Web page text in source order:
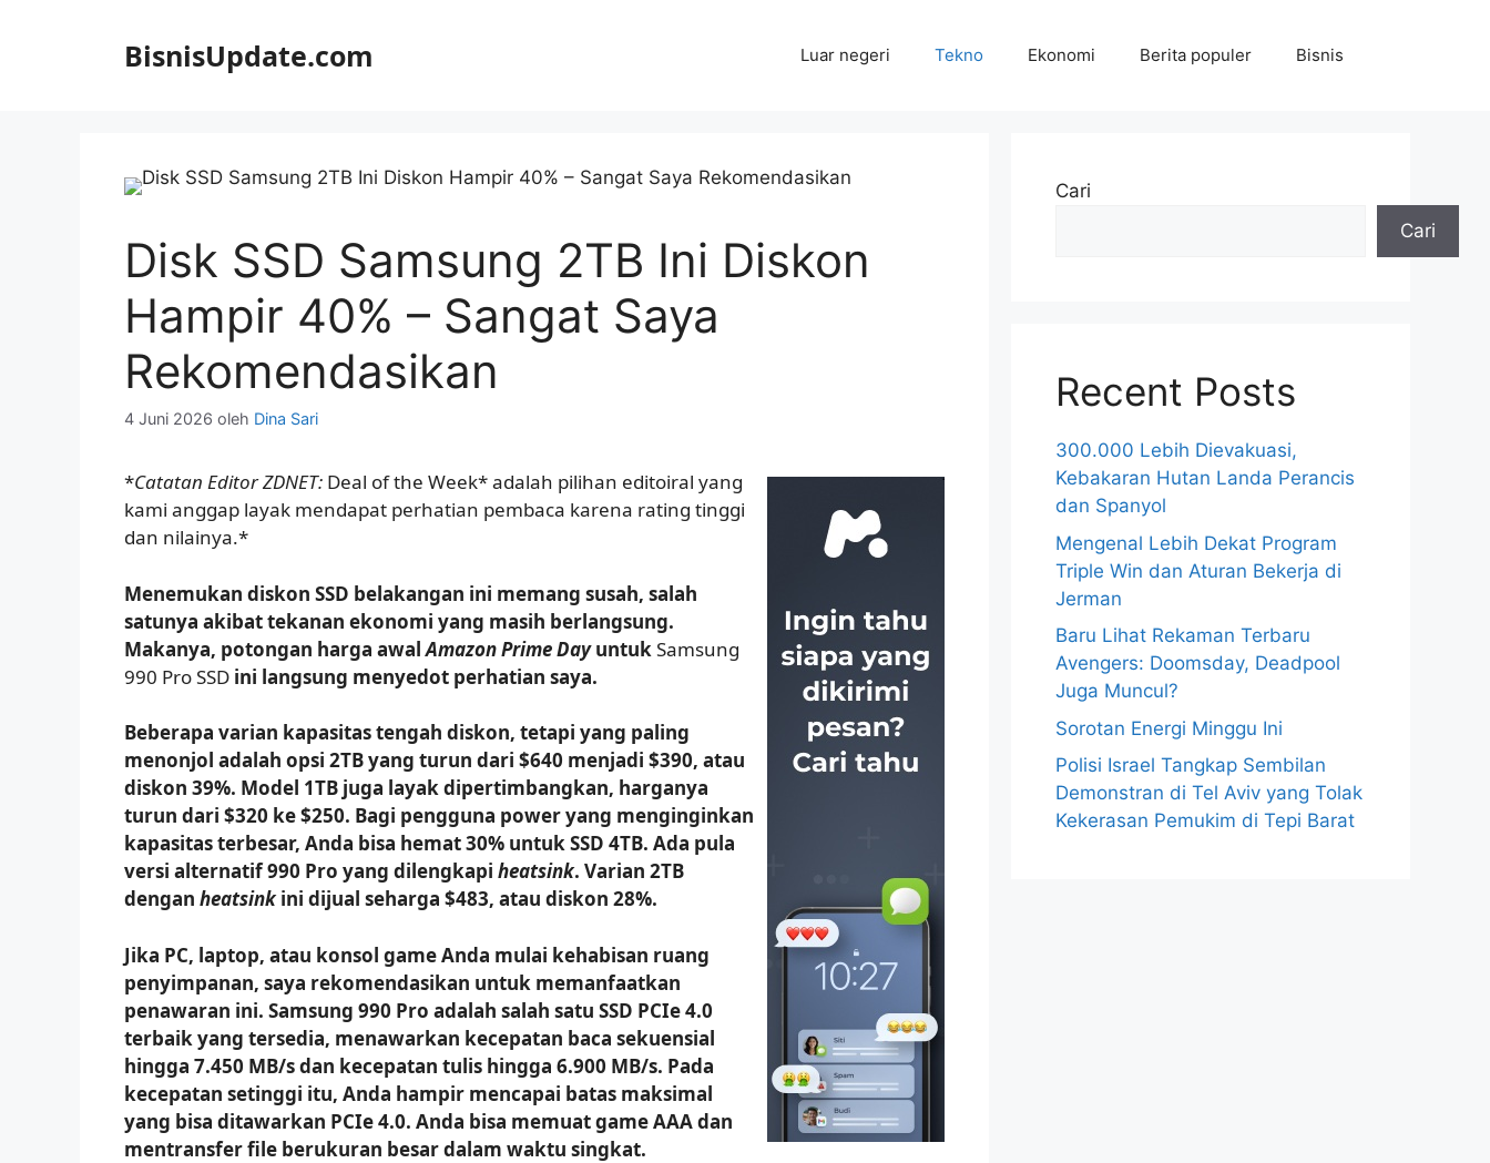
BisnisUpdate.com Luar negeri Tekno Ekonomi Berita populer Bisnis
Disk SSD Samsung 2TB Ini Diskon
Hampir 40% – Sangat Saya
Rekomendasikan
4 Juni 2026 oleh Dina Sari
*Catatan Editor ZDNET: Deal of the Week* adalah pilihan editoiral yang
kami anggap layak mendapat perhatian pembaca karena rating tinggi
dan nilainya.*
Menemukan diskon SSD belakangan ini memang susah, salah
satunya akibat tekanan ekonomi yang masih berlangsung.
Makanya, potongan harga awalAmazon Prime DayuntukSamsung
990 Pro SSD ini langsung menyedot perhatian saya.
Beberapa varian kapasitas tengah diskon, tetapi yang paling
menonjol adalah opsi 2TB yang turun dari $640 menjadi $390, atau
diskon 39%. Model 1TB juga layak dipertimbangkan, harganya
turun dari $320 ke $250. Bagi pengguna power yang menginginkan
kapasitas terbesar, Anda bisa hemat 30% untuk SSD 4TB. Ada pula
versi alternatif 990 Pro yang dilengkapi heatsink. Varian 2TB
dengan heatsinkini dijual seharga $483, atau diskon 28%.
Jika PC, laptop, atau konsol game Anda mulai kehabisan ruang
penyimpanan, saya rekomendasikan untuk memanfaatkan
penawaran ini. Samsung 990 Pro adalah salah satu SSD PCIe 4.0
terbaik yang tersedia, menawarkan kecepatan baca sekuensial
hingga 7.450 MB/s dan kecepatan tulis hingga 6.900 MB/s. Pada
kecepatan setinggi itu, Anda hampir mencapai batas maksimal
yang bisa ditawarkan PCIe 4.0. Anda bisa memuat game AAA dan
mentransfer file berukuran besar dalam waktu singkat.
Cari
Cari
Recent Posts
300.000 Lebih Dievakuasi,
Kebakaran Hutan Landa Perancis
dan Spanyol
Mengenal Lebih Dekat Program
Triple Win dan Aturan Bekerja di
Jerman
Baru Lihat Rekaman Terbaru
Avengers: Doomsday, Deadpool
Juga Muncul?
Sorotan Energi Minggu Ini
Polisi Israel Tangkap Sembilan
Demonstran di Tel Aviv yang Tolak
Kekerasan Pemukim di Tepi Barat